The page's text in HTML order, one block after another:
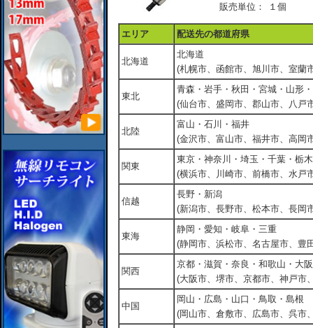
販売単位：
１個
エリア 配送先の都道府県
北海道
北海道
(札幌市、函館市、旭川市、室蘭
東北
青森・岩手・秋田・宮城・山形
(仙台市、盛岡市、郡山市、八戸
北陸
富山・石川・福井
(金沢市、富山市、福井市、高岡
関東
東京・神奈川・埼玉・千葉・栃
(横浜市、川崎市、前橋市、水戸
信越
長野・新潟
(新潟市、長野市、松本市、長岡
東海
静岡・愛知・岐阜・三重
(静岡市、浜松市、名古屋市、豊
関西
京都・滋賀・奈良・和歌山・大
(大阪市、堺市、京都市、神戸市
中国
岡山・広島・山口・鳥取・島根
(岡山市、倉敷市、広島市、呉市